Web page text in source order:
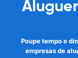
Poupe tempo e
empresas de